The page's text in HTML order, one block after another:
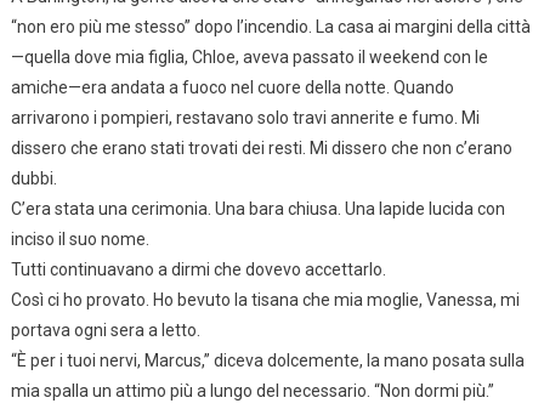
“non ero più me stesso” dopo l’incendio. La casa ai margini della città
—quella dove mia figlia, Chloe, aveva passato il weekend con le
amiche—era andata a fuoco nel cuore della notte. Quando
arrivarono i pompieri, restavano solo travi annerite e fumo. Mi
dissero che erano stati trovati dei resti. Mi dissero che non c’erano
dubbi.
C’era stata una cerimonia. Una bara chiusa. Una lapide lucida con
inciso il suo nome.
Tutti continuavano a dirmi che dovevo accettarlo.
Così ci ho provato. Ho bevuto la tisana che mia moglie, Vanessa, mi
portava ogni sera a letto.
“È per i tuoi nervi, Marcus,” diceva dolcemente, la mano posata sulla
mia spalla un attimo più a lungo del necessario. “Non dormi più.”